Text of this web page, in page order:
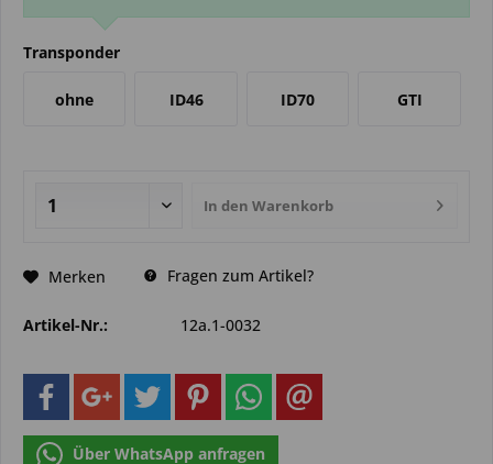
Transponder
ohne ID46 ID70 GTI
In den Warenkorb
Merken Fragen zum Artikel?
Artikel-Nr.: 12a.1-0032
Über WhatsApp anfragen